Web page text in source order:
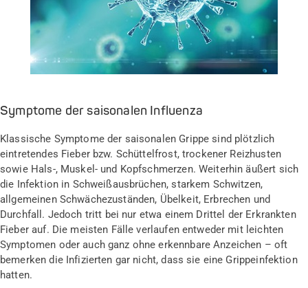
Symptome der saisonalen Influenza
Klassische Symptome der saisonalen Grippe sind plötzlich
eintretendes Fieber bzw. Schüttelfrost, trockener Reizhusten
sowie Hals-, Muskel- und Kopfschmerzen. Weiterhin äußert sich
die Infektion in Schweißausbrüchen, starkem Schwitzen,
allgemeinen Schwächezuständen, Übelkeit, Erbrechen und
Durchfall. Jedoch tritt bei nur etwa einem Drittel der Erkrankten
Fieber auf. Die meisten Fälle verlaufen entweder mit leichten
Symptomen oder auch ganz ohne erkennbare Anzeichen – oft
bemerken die Infizierten gar nicht, dass sie eine Grippeinfektion
hatten.